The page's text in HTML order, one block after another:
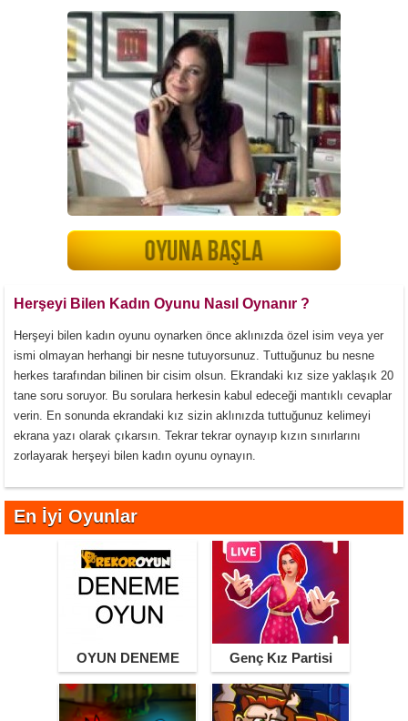
Herşeyi Bilen Kadın Oyunu Nasıl Oynanır ?
Herşeyi bilen kadın oyunu oynarken önce aklınızda özel isim veya yer
ismi olmayan herhangi bir nesne tutuyorsunuz. Tuttuğunuz bu nesne
herkes tarafından bilinen bir cisim olsun. Ekrandaki kız size yaklaşık 20
tane soru soruyor. Bu sorulara herkesin kabul edeceği mantıklı cevaplar
verin. En sonunda ekrandaki kız sizin aklınızda tuttuğunuz kelimeyi
ekrana yazı olarak çıkarsın. Tekrar tekrar oynayıp kızın sınırlarını
zorlayarak herşeyi bilen kadın oyunu oynayın.
En İyi Oyunlar
OYUN DENEME Genç Kız Partisi